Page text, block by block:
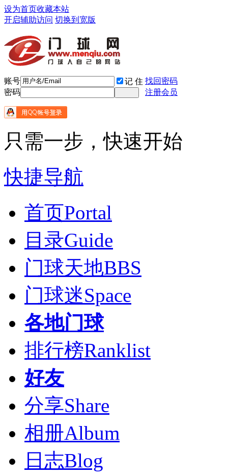
设为首页收藏本站
开启辅助访问 切换到宽版
账号 记 住 找回密码
密码
注册会员
只需一步，快速开始
快捷导航
首页Portal
目录Guide
门球天地BBS
门球迷Space
各地门球
排行榜Ranklist
好友
分享Share
相册Album
日志Blog